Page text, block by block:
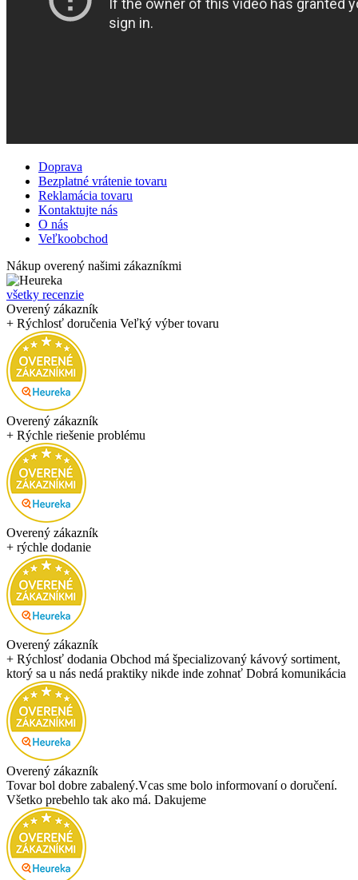
Doprava
Bezplatné vrátenie tovaru
Reklamácia tovaru
Kontaktujte nás
O nás
Veľkoobchod
Nákup overený našimi zákazníkmi
všetky recenzie
Overený zákazník
+ Rýchlosť doručenia Veľký výber tovaru
Overený zákazník
+ Rýchle riešenie problému
Overený zákazník
+ rýchle dodanie
Overený zákazník
+ Rýchlosť dodania Obchod má špecializovaný kávový sortiment,
ktorý sa u nás nedá praktiky nikde inde zohnať Dobrá komunikácia
Overený zákazník
Tovar bol dobre zabalený.Vcas sme bolo informovaní o doručení.
Všetko prebehlo tak ako má. Dakujeme